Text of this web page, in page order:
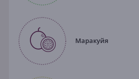
Маракуйя